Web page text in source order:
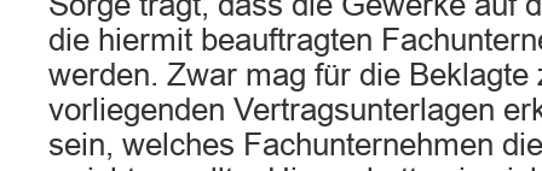
die hiermit beauftragten
werden. Zwar mag für die Beklagte
vorliegenden Vertragsunterlagen
sein, welches Fachunternehmen